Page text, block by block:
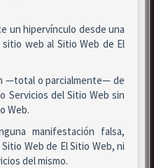
un hipervínculo desde una
web al Sitio Web de El
—total o parcialmente— de
Servicios del Sitio Web sin
Web.
manifestación falsa,
Web de El Sitio Web, ni
del mismo.